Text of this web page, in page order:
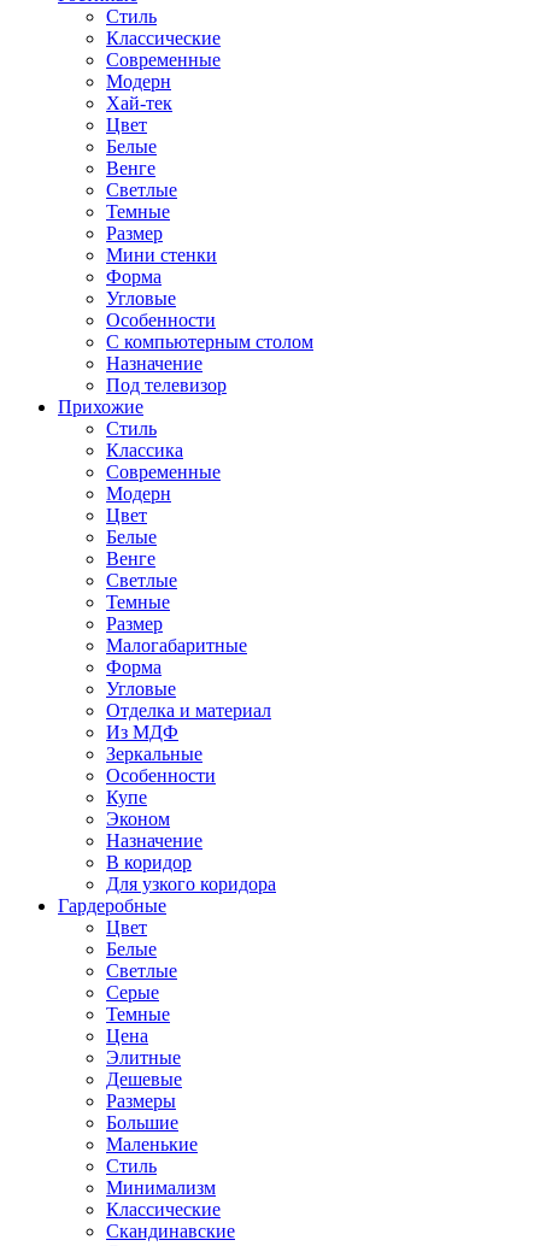
Стиль
Классические
Современные
Модерн
Хай-тек
Цвет
Белые
Венге
Светлые
Темные
Размер
Мини стенки
Форма
Угловые
Особенности
С компьютерным столом
Назначение
Под телевизор
Прихожие
Стиль
Классика
Современные
Модерн
Цвет
Белые
Венге
Светлые
Темные
Размер
Малогабаритные
Форма
Угловые
Отделка и материал
Из МДФ
Зеркальные
Особенности
Купе
Эконом
Назначение
В коридор
Для узкого коридора
Гардеробные
Цвет
Белые
Светлые
Серые
Темные
Цена
Элитные
Дешевые
Размеры
Большие
Маленькие
Стиль
Минимализм
Классические
Скандинавские